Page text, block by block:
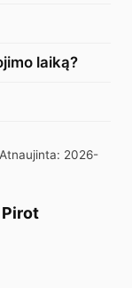
laiką?
Atnaujinta: 2026-